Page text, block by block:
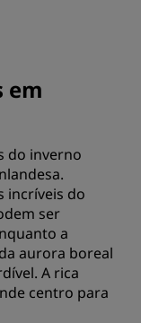
em
do inverno
incríveis do
ser
a
aurora boreal
A rica
centro para